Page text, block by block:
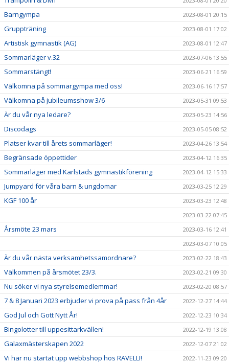
Barngympa 2023-08-01 20:15
Gruppträning 2023-08-01 17:02
Artistisk gymnastik (AG) 2023-08-01 12:47
Sommarläger v.32 2023-07-06 13:55
Sommarstängt! 2023-06-21 16:59
Välkomna på sommargympa med oss! 2023-06-16 17:57
Välkomna på jubileumsshow 3/6 2023-05-31 09:53
Är du vår nya ledare? 2023-05-23 14:56
Discodags 2023-05-05 08:52
Platser kvar till årets sommarläger! 2023-04-26 13:54
Begränsade öppettider 2023-04-12 16:35
Sommarläger med Karlstads gymnastikförening 2023-04-12 15:33
Jumpyard för våra barn & ungdomar 2023-03-25 12:29
KGF 100 år
2023-03-23 12:48
2023-03-22 07:45
Årsmöte 23 mars
2023-03-16 12:41
2023-03-07 10:05
Är du vår nästa verksamhetssamordnare? 2023-02-22 18:43
Välkommen på årsmötet 23/3. 2023-02-21 09:30
Nu söker vi nya styrelsemedlemmar! 2023-02-20 08:57
7 & 8 Januari 2023 erbjuder vi prova på pass från 4år 2022-12-27 14:44
God Jul och Gott Nytt År! 2022-12-23 10:34
Bingolotter till uppesittarkvällen! 2022-12-19 13:08
Galaxmästerskapen 2022 2022-12-07 21:02
Vi har nu startat upp webbshop hos RAVELLI! 2022-11-23 09:20